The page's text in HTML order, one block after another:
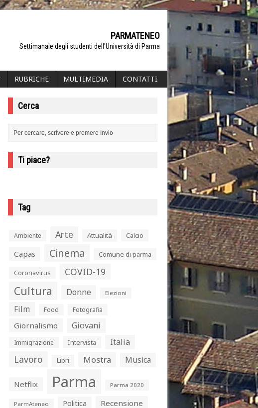
PARMATENEO
Settimanale degli studenti dell'Università di Parma
RUBRICHE MULTIMEDIA CONTATTI
Cerca
Ti piace?
Tag
Ambiente Arte Attualità Calcio
Capas Cinema Comune di parma
Coronavirus COVID-19
Cultura Donne Elezioni
Film Food Fotografia
Giornalismo Giovani
Immigrazione Intervista Italia
Lavoro Libri Mostra Musica
Netflix Parma Parma 2020
ParmAteneo Politica Recensione